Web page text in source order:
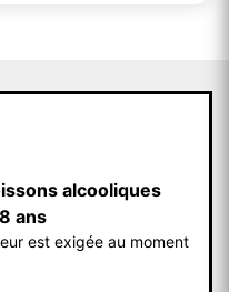
alcooliques
ans
est exigée au moment